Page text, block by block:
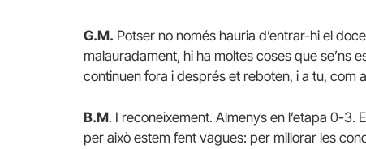
G.M. Potser no només hauria d’entrar-hi el
malauradament, hi ha moltes coses que se’ns
continuen fora i després et reboten, i a tu, com
B.M. I reconeixement. Almenys en l’etapa 0-
per això estem fent vagues: per millorar les